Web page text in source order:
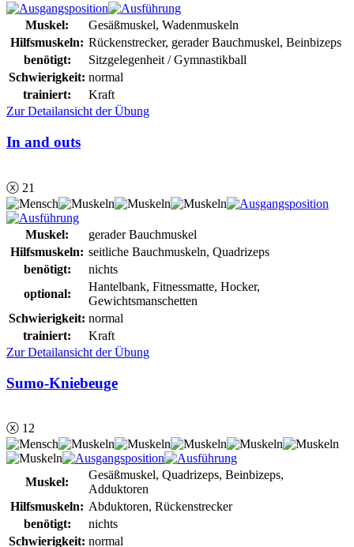
Muskel:
Gesäßmuskel, Wadenmuskeln
Hilfsmuskeln: Rückenstrecker, gerader Bauchmuskel, Beinbizeps
benötigt:
Sitzgelegenheit / Gymnastikball
Schwierigkeit: normal
trainiert:
Kraft
Zur Detailansicht der Übung
In and outs
ⓧ 21
Muskel:
gerader Bauchmuskel
Hilfsmuskeln: seitliche Bauchmuskeln, Quadrizeps
benötigt:
nichts
optional:
Hantelbank, Fitnessmatte, Hocker,
Gewichtsmanschetten
Schwierigkeit: normal
trainiert:
Kraft
Zur Detailansicht der Übung
Sumo-Kniebeuge
ⓧ 12
Muskel:
Gesäßmuskel, Quadrizeps, Beinbizeps,
Adduktoren
Hilfsmuskeln: Abduktoren, Rückenstrecker
benötigt:
nichts
Schwierigkeit: normal